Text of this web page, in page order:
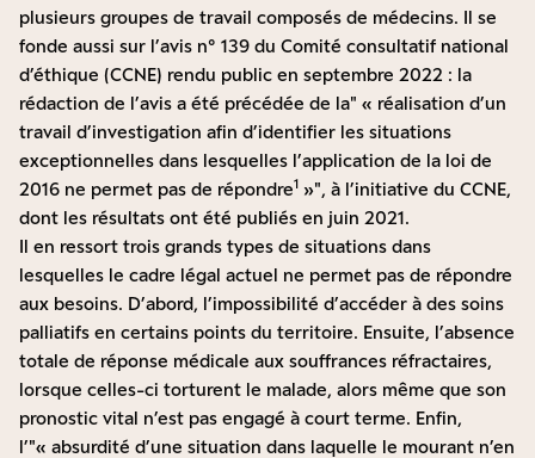
plusieurs groupes de travail composés de médecins. Il se
fonde aussi sur l’avis n° 139 du Comité consultatif national
d’éthique (CCNE) rendu public en septembre 2022 : la
rédaction de l’avis a été précédée de la « réalisation d’un
travail d’investigation afin d’identifier les situations
exceptionnelles dans lesquelles l’application de la loi de
2016 ne permet pas de répondre1 » , à l’initiative du CCNE,
dont les résultats ont été publiés en juin 2021.
Il en ressort trois grands types de situations dans
lesquelles le cadre légal actuel ne permet pas de répondre
aux besoins. D’abord, l’impossibilité d’accéder à des soins
palliatifs en certains points du territoire. Ensuite, l’absence
totale de réponse médicale aux souffrances réfractaires,
lorsque celles-ci torturent le malade, alors même que son
pronostic vital n’est pas engagé à court terme. Enfin,
l’ « absurdité d’une situation dans laquelle le mourant n’en